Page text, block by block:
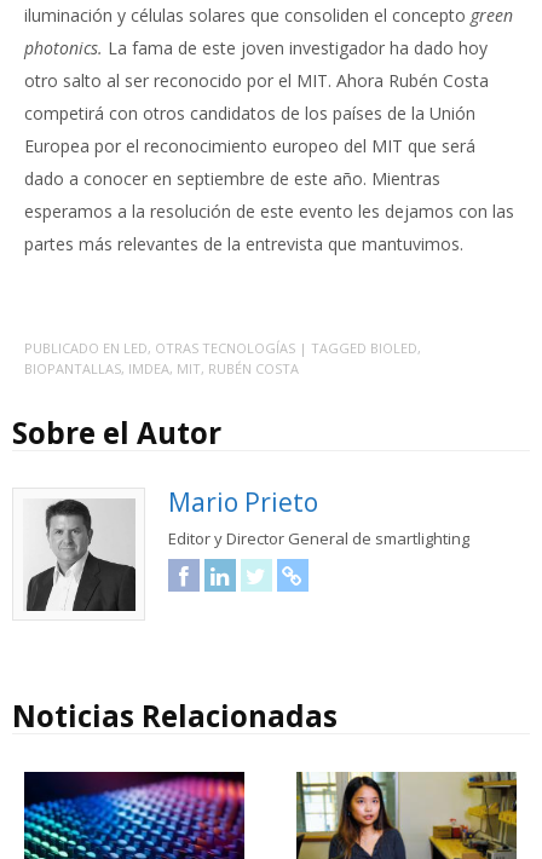
iluminación y células solares que consoliden el concepto green
photonics. La fama de este joven investigador ha dado hoy
otro salto al ser reconocido por el MIT. Ahora Rubén Costa
competirá con otros candidatos de los países de la Unión
Europea por el reconocimiento europeo del MIT que será
dado a conocer en septiembre de este año. Mientras
esperamos a la resolución de este evento les dejamos con las
partes más relevantes de la entrevista que mantuvimos.
PUBLICADO EN LED, OTRAS TECNOLOGÍAS | TAGGED BIOLED,
BIOPANTALLAS, IMDEA, MIT, RUBÉN COSTA
Sobre el Autor
Mario Prieto
Editor y Director General de smartlighting
FacebookLinkedInTwitter
Noticias Relacionadas